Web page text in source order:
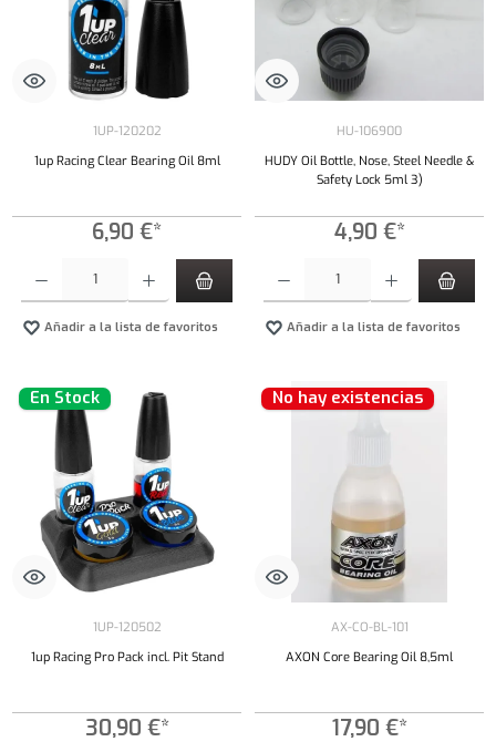
1UP-120202
1up Racing Clear Bearing Oil 8ml
6,90 €*
Añadir a la lista de favoritos
HU-106900
HUDY Oil Bottle, Nose, Steel Needle &
Safety Lock 5ml 3)
4,90 €*
Añadir a la lista de favoritos
En Stock
1UP-120502
1up Racing Pro Pack incl. Pit Stand
30,90 €*
No hay existencias
AX-CO-BL-101
AXON Core Bearing Oil 8,5ml
17,90 €*